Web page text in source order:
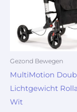
Gezond Bewegen
MultiMotion
Lichtgewicht
Wit